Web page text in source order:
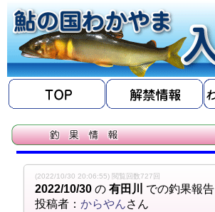
(2022/10/30 20:06:55) 閲覧回数727回
2022/10/30 の 有田川
での釣果報告
投稿者： からやんさん